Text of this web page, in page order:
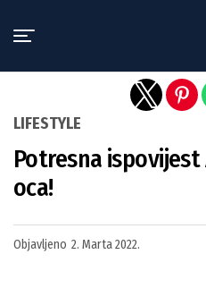
LIFESTYLE
Potresna
oca!
Objavljeno 2. Marta 2022.